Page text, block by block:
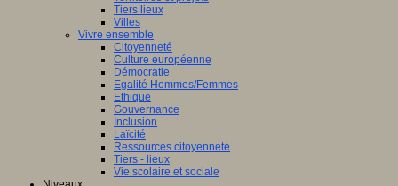
Tiers lieux
Villes
Vivre ensemble
Citoyenneté
Culture européenne
Démocratie
Egalité Hommes/Femmes
Ethique
Gouvernance
Inclusion
Laïcité
Ressources citoyenneté
Tiers - lieux
Vie scolaire et sociale